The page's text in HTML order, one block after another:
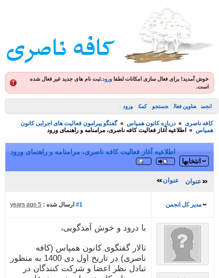
آمدید! برای فعال سازی امکانات لطفاورود.ثبت نام های جدید غیر فعال شده
عناوین فعال جستجو کمک ورود
ناصری » درباره کانون همپاس » گفتگو پیرامون فعالیت های اجرایی کانون
» اطلاعیه آغاز فعالیت کافه ناصری، مرامنامه و راهنمای ورود
اطلاعیه آغاز فعالیت کافه ناصری، مرامنامه و راهنمای ورود
انتخابها
عنوان عنوان
مدیر کل انجمن ارسال شده : 5 years ago
با درود و خوش آمدگویی،
تالار گفتگوی کانون همپاس (کافه
ناصری) در تاریخ اول دی 1400 به منظور
تبادل نظر اعضا و شرکت کنندگان در